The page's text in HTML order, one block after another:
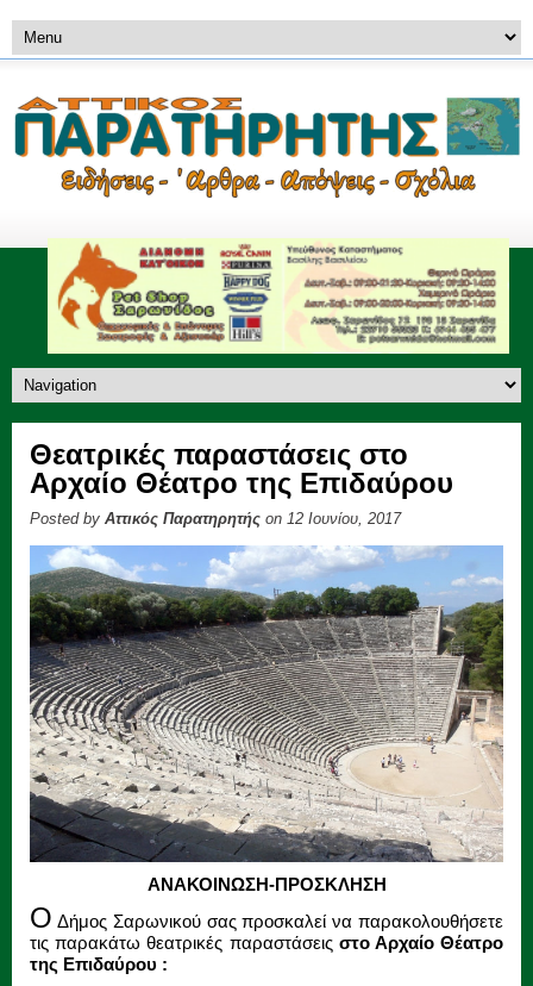
Θεατρικές παραστάσεις στο
Αρχαίο Θέατρο της Επιδαύρου
Posted by Αττικός Παρατηρητής on 12 Ιουνίου, 2017
ΑΝΑΚΟΙΝΩΣΗ-ΠΡΟΣΚΛΗΣΗ
Ο Δήμος Σαρωνικού σας προσκαλεί να παρακολουθήσετε
τις παρακάτω θεατρικές παραστάσεις στο Αρχαίο Θέατρο
της Επιδαύρου :